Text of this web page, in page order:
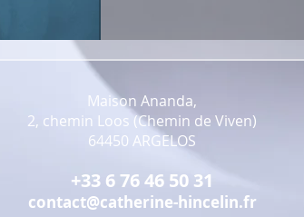
Maison Ananda,
2, chemin Loos (Chemin de Viven)
64450 ARGELOS
+33 6 76 46 50 31
contact@catherine-hincelin.fr